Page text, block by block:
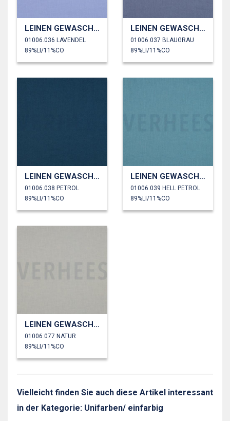
LEINEN GEWASCHEN 170 GM2
01006.036 LAVENDEL
89%LI/11%CO
LEINEN GEWASCHEN 170 GM2
01006.037 BLAUGRAU
89%LI/11%CO
LEINEN GEWASCHEN 170 GM2
01006.038 PETROL
89%LI/11%CO
LEINEN GEWASCHEN 170 GM2
01006.039 HELL PETROL
89%LI/11%CO
LEINEN GEWASCHEN 170 GM2
01006.077 NATUR
89%LI/11%CO
Vielleicht finden Sie auch diese Artikel interessant
in der Kategorie: Unifarben/ einfarbig